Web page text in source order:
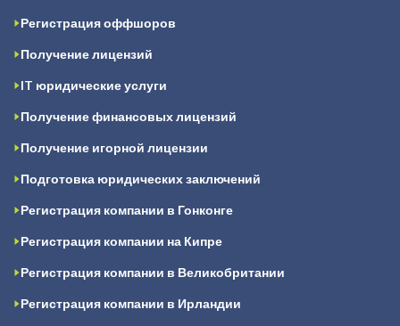
Регистрация оффшоров
Получение лицензий
IT юридические услуги
Получение финансовых лицензий
Получение игорной лицензии
Подготовка юридических заключений
Регистрация компании в Гонконге
Регистрация компании на Кипре
Регистрация компании в Великобритании
Регистрация компании в Ирландии